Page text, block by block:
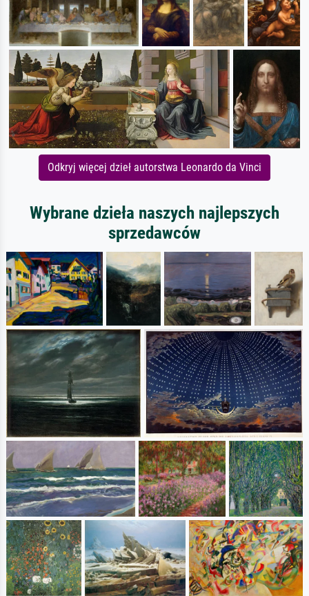
Odkryj więcej dzieł autorstwa Leonardo da Vinci
Wybrane dzieła naszych najlepszych
sprzedawców